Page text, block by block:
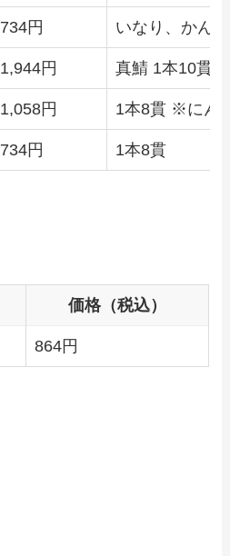
734円 いなり、かん
1,944円 真鯖 1本10貫切
1,058円 1本8貫 ※にん
734円 1本8貫
価格（税込）
864円